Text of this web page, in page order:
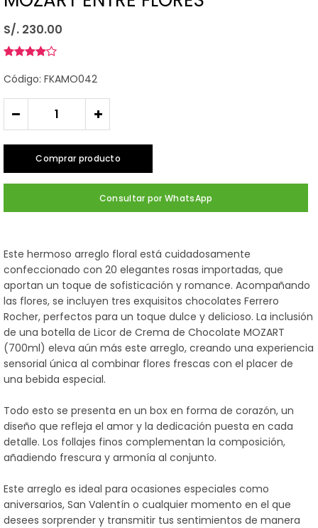
S/. 230.00
Código: FKAMO042
- +
Comprar producto
Consultar por WhatsApp
Este hermoso arreglo floral está cuidadosamente
confeccionado con 20 elegantes rosas importadas, que
aportan un toque de sofisticación y romance. Acompañando
las flores, se incluyen tres exquisitos chocolates Ferrero
Rocher, perfectos para un toque dulce y delicioso. La inclusión
de una botella de Licor de Crema de Chocolate MOZART
(700ml) eleva aún más este arreglo, creando una experiencia
sensorial única al combinar flores frescas con el placer de
una bebida especial.
Todo esto se presenta en un box en forma de corazón, un
diseño que refleja el amor y la dedicación puesta en cada
detalle. Los follajes finos complementan la composición,
añadiendo frescura y armonía al conjunto.
Este arreglo es ideal para ocasiones especiales como
aniversarios, San Valentín o cualquier momento en el que
desees sorprender y transmitir tus sentimientos de manera